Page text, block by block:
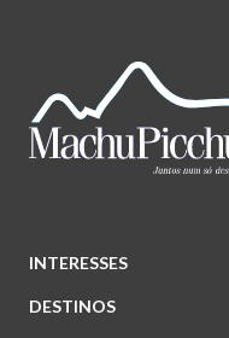
INTERESSES
DESTINOS